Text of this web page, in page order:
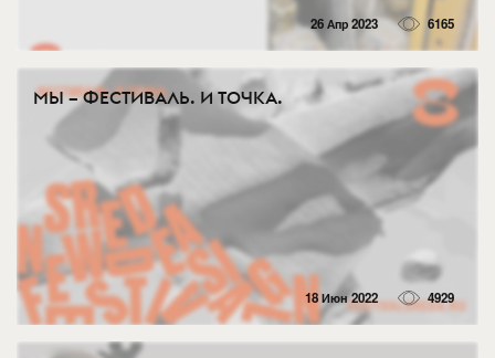
26 Апр 2023 6165
МЫ – ФЕСТИВАЛЬ. И ТОЧКА.
18 Июн 2022 4929